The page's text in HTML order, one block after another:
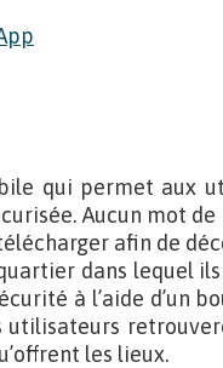
qui permet aux
Aucun mot de
afin de
dans lequel
à l’aide d’un
utilisateurs
les lieux.